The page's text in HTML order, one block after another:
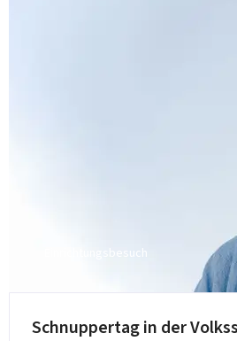
Einrichtungsbesuch
Schnuppertag in der